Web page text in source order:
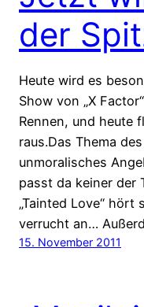
der
Heute wird es
Show von „X
Rennen, und heute
raus.Das Thema
unmoralisches
passt da keiner der
„Tainted Love“
verrucht an…
15. November 2011